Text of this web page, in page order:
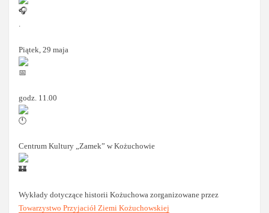
.
Piątek, 29 maja
godz. 11.00
Centrum Kultury „Zamek” w Kożuchowie
Wykłady dotyczące historii Kożuchowa zorganizowane przez
Towarzystwo Przyjaciół Ziemi Kożuchowskiej